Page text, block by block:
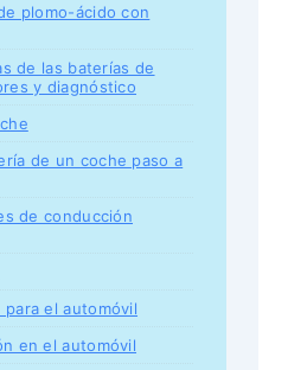
plomo-ácido con
de las baterías de
y diagnóstico
de un coche paso a
de conducción
el automóvil
en el automóvil